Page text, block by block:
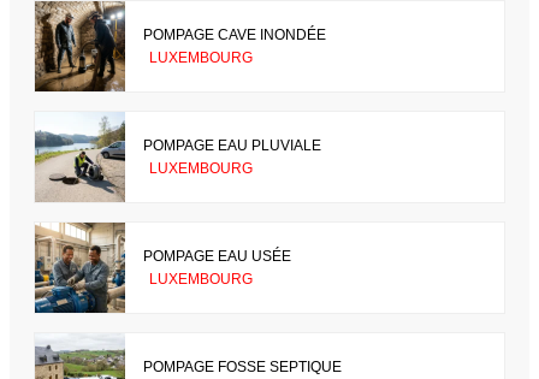
POMPAGE CAVE INONDÉE
LUXEMBOURG
POMPAGE EAU PLUVIALE
LUXEMBOURG
POMPAGE EAU USÉE
LUXEMBOURG
POMPAGE FOSSE SEPTIQUE